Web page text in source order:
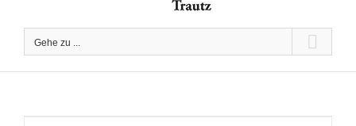
Gehe zu ...